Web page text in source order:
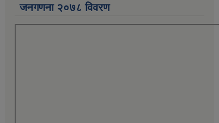
जनगणना २०७८ विवरण